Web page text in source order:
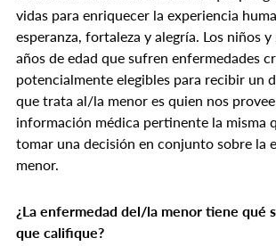
vidas para enriquecer la experiencia
esperanza, fortaleza y alegría. Los niños
años de edad que sufren enfermedades
potencialmente elegibles para recibir un
que trata al/la menor es quien nos
información médica pertinente la misma
tomar una decisión en conjunto sobre la
menor.
¿La enfermedad del/la menor tiene qué
que califique?